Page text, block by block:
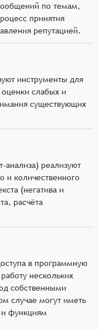
по темам,
принятия
репутацией.
инструменты для
слабых и
существующих
анализа) реализуют
и количественного
(негатива и
расчёта
в программную
нескольких
собственными
случае могут иметь
и функциям